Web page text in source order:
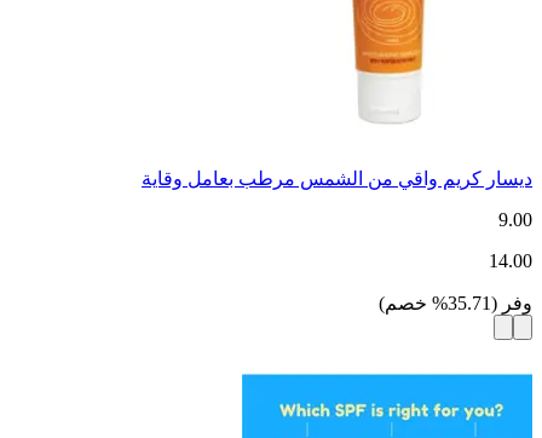
ديسار كريم واقي من الشمس مرطب بعامل وقاية
9.00
14.00
وفر (
35.71
% خصم)